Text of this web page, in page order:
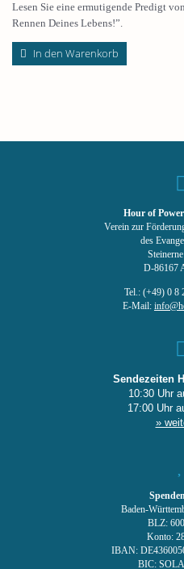
Lesen Sie eine ermutigende Predigt
Rennen Deines Lebens!”.
In den Warenkorb
Hour of
Verein zur
des
D-86167
Tel.: (+49) 0 8
E-Mail:
Sendezeiten
10:30 Uhr
17:00 Uhr
»
Baden-
BLZ:
Konto:
IBAN:
BIC: